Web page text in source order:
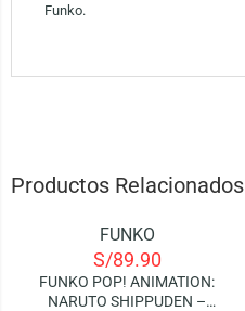
Funko.
Productos Relacionados
FUNKO
S/89.90
FUNKO POP! ANIMATION:
NARUTO SHIPPUDEN –